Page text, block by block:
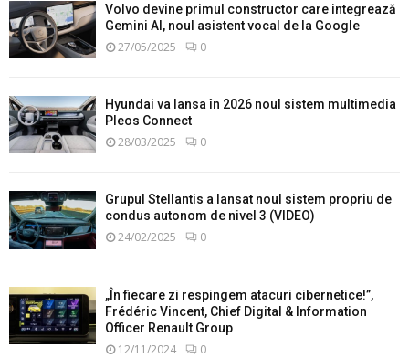
Volvo devine primul constructor care integrează
Gemini AI, noul asistent vocal de la Google
27/05/2025 0
Hyundai va lansa în 2026 noul sistem multimedia
Pleos Connect
28/03/2025 0
Grupul Stellantis a lansat noul sistem propriu de
condus autonom de nivel 3 (VIDEO)
24/02/2025 0
„În fiecare zi respingem atacuri cibernetice!”,
Frédéric Vincent, Chief Digital & Information
Officer Renault Group
12/11/2024 0